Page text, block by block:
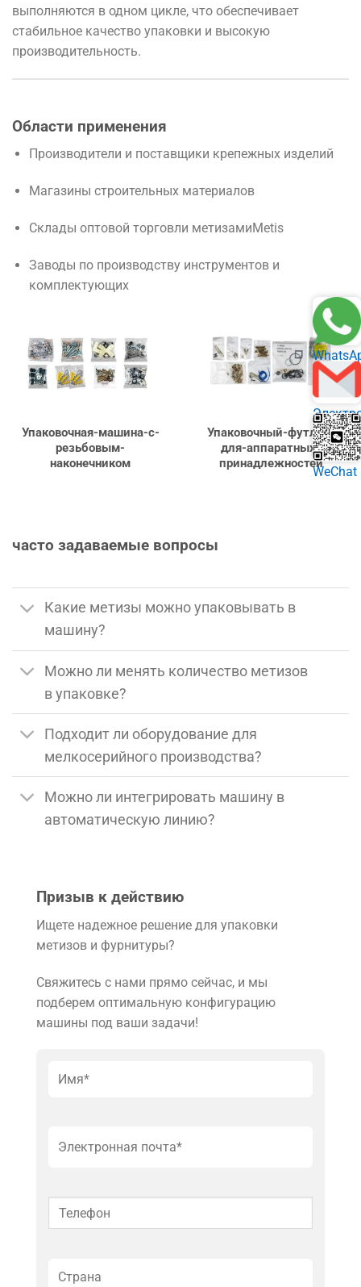
выполняются в одном цикле, что обеспечивает
стабильное качество упаковки и высокую
производительность.
Области применения
Производители и поставщики крепежных изделий
Магазины строительных материалов
Склады оптовой торговли метизамиMetis
Заводы по производству инструментов и
комплектующих
Упаковочная-машина-с-
резьбовым-
наконечником
Упаковочный-футляр-
для-аппаратных-
принадлежностей
часто задаваемые вопросы
Какие метизы можно упаковывать в
машину?
Можно ли менять количество метизов
в упаковке?
Подходит ли оборудование для
мелкосерийного производства?
Можно ли интегрировать машину в
автоматическую линию?
Призыв к действию
Ищете надежное решение для упаковки
метизов и фурнитуры?
Свяжитесь с нами прямо сейчас, и мы
подберем оптимальную конфигурацию
машины под ваши задачи!
почта
WeChat